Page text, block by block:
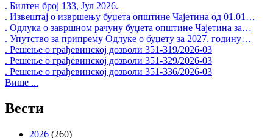
. Билтен број 133, Јул 2026.
. Извештај о извршењу буџета општине Чајетина од 01.01…
. Одлука о завршном рачуну буџета општине Чајетина за…
. Упутство за припрему Одлуке о буџету за 2027. годину…
. Решење о грађевинској дозволи 351-319/2026-03
. Решење о грађевинској дозволи 351-329/2026-03
. Решење о грађевинској дозволи 351-336/2026-03
Више ...
Вести
2026 (260)